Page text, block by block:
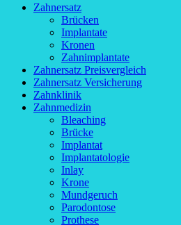
Zahnersatz
Brücken
Implantate
Kronen
Zahnimplantate
Zahnersatz Preisvergleich
Zahnersatz Versicherung
Zahnklinik
Zahnmedizin
Bleaching
Brücke
Implantat
Implantatologie
Inlay
Krone
Mundgeruch
Parodontose
Prothese